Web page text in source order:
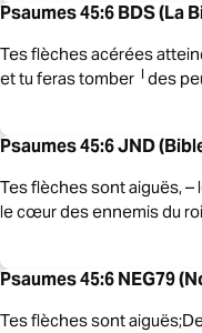
Psaumes 45:6 BDS (La
Tes flèches acérées
et tu feras tomber ╵des
Psaumes 45:6 JND
Tes flèches sont aiguës,
le cœur des ennemis du
Psaumes 45:6 NEG79
Tes flèches sont